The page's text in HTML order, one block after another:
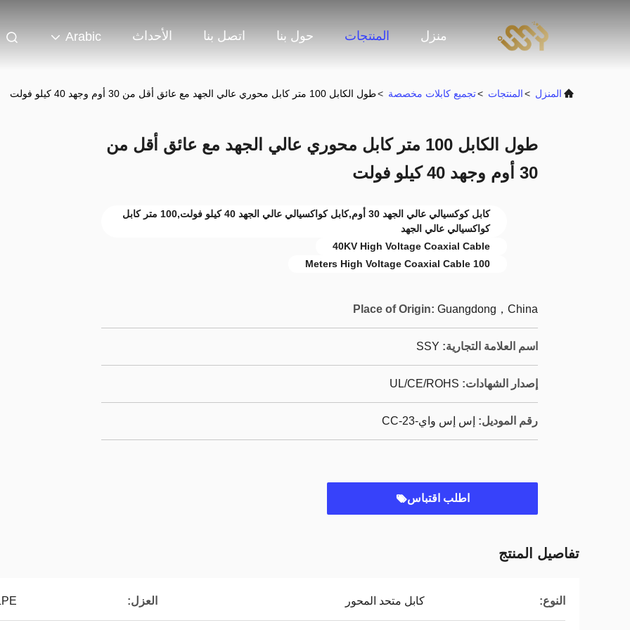
منزل المنتجات حول بنا اتصل بنا الأحداث Arabic
المنزل >المنتجات >تجميع كابلات مخصصة >طول الكابل 100 متر كابل محوري عالي الجهد مع عائق أقل من 30 أوم وجهد 40 كيلو فولت
طول الكابل 100 متر كابل محوري عالي الجهد مع عائق أقل من
30 أوم وجهد 40 كيلو فولت
كابل كوكسيالي عالي الجهد 30 أوم,كابل كواكسيالي عالي الجهد 40 كيلو فولت,100 متر كابل
كواكسيالي عالي الجهد
40KV High Voltage Coaxial Cable
100 Meters High Voltage Coaxial Cable
Place of Origin: Guangdong，China
اسم العلامة التجارية: SSY
إصدار الشهادات: UL/CE/ROHS
رقم الموديل: إس إس واي-CC-23
اطلب اقتباس
تفاصيل المنتج
النوع: كابل متحد المحور العزل: